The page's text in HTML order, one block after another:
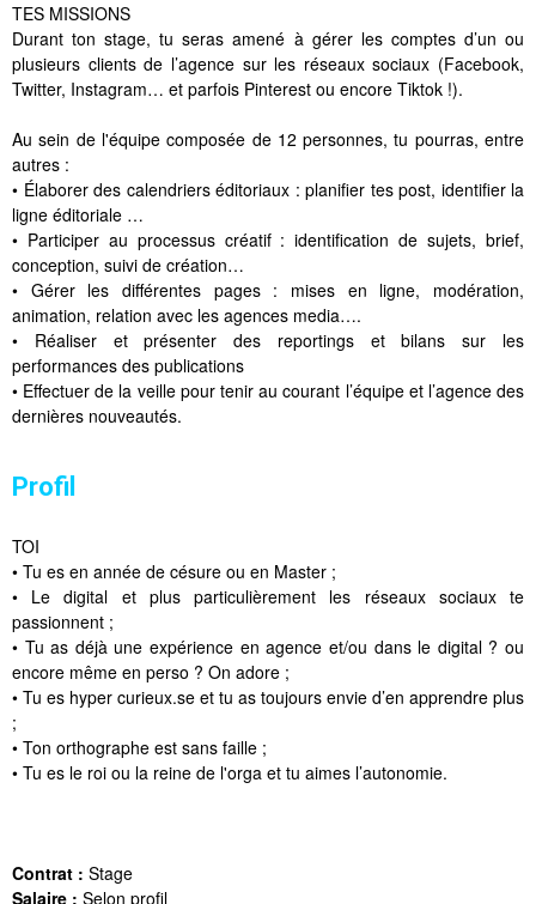
TES MISSIONS
Durant ton stage, tu seras amené à gérer les comptes d’un ou
plusieurs clients de l’agence sur les réseaux sociaux (Facebook,
Twitter, Instagram… et parfois Pinterest ou encore Tiktok !).
Au sein de l'équipe composée de 12 personnes, tu pourras, entre
autres :
• Élaborer des calendriers éditoriaux : planifier tes post, identifier la
ligne éditoriale …
• Participer au processus créatif : identification de sujets, brief,
conception, suivi de création…
• Gérer les différentes pages : mises en ligne, modération,
animation, relation avec les agences media….
• Réaliser et présenter des reportings et bilans sur les
performances des publications
• Effectuer de la veille pour tenir au courant l’équipe et l’agence des
dernières nouveautés.
Profil
TOI
• Tu es en année de césure ou en Master ;
• Le digital et plus particulièrement les réseaux sociaux te
passionnent ;
• Tu as déjà une expérience en agence et/ou dans le digital ? ou
encore même en perso ? On adore ;
• Tu es hyper curieux.se et tu as toujours envie d’en apprendre plus
;
• Ton orthographe est sans faille ;
• Tu es le roi ou la reine de l'orga et tu aimes l’autonomie.
Contrat : Stage
Salaire : Selon profil